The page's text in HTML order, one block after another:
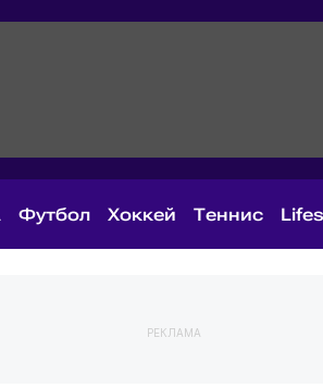
Футбол Хоккей Теннис
РЕКЛАМА